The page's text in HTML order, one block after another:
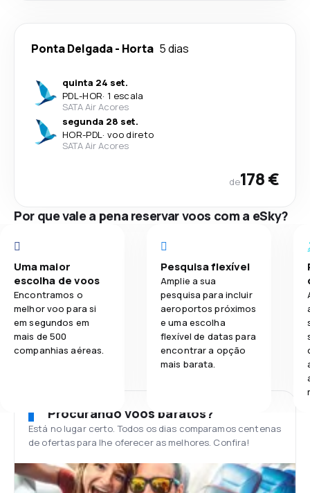
Ponta Delgada- Horta 5 dias
quinta 24 set.
PDL-HOR· 1 escala
SATA Air Acores
segunda 28 set.
HOR-PDL· voo direto
SATA Air Acores
de178 €
Por que vale a pena reservar voos com a eSky?
Uma maior
escolha de voos
Encontramos o
melhor voo para si
em segundos em
mais de 500
companhias aéreas.
Pesquisa flexível
Amplie a sua
pesquisa para incluir
aeroportos próximos
e uma escolha
flexível de datas para
encontrar a opção
mais barata.
Procurando voos baratos?
Está no lugar certo. Todos os dias comparamos centenas
de ofertas para lhe oferecer as melhores. Confira!